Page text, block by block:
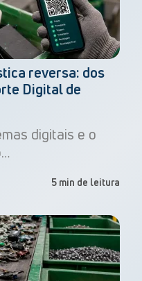
reversa: dos
Digital de
digitais e o
5 min de leitura